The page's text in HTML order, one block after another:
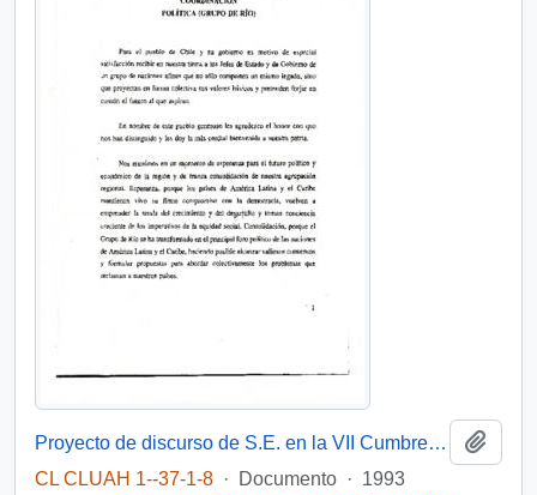
Proyecto de discurso de S.E. en la VII Cumbre Presidencial
CL CLUAH 1--37-1-8 · Documento · 1993